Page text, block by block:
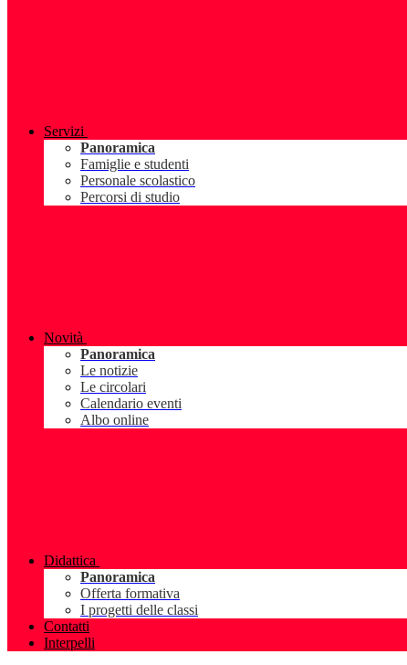
Servizi
Panoramica
Famiglie e studenti
Personale scolastico
Percorsi di studio
Novità
Panoramica
Le notizie
Le circolari
Calendario eventi
Albo online
Didattica
Panoramica
Offerta formativa
I progetti delle classi
Contatti
Interpelli